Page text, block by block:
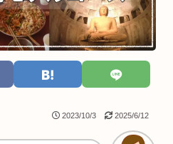
2023/10/3 2025/6/12